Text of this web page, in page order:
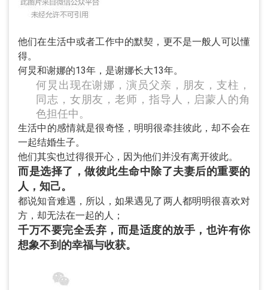
他们在生活中或者工作中的默契，更不是一般人可以懂
得。
何炅和谢娜的13年，是谢娜长大13年。
何炅出现在谢娜，演员父亲，朋友，支柱，
同志，女朋友，老师，指导人，启蒙人的角
色担任中。
生活中的感情就是很奇怪，明明很牵挂彼此，却不会在
一起结婚生子。
他们其实也过得很开心，因为他们并没有离开彼此。
而是选择了，做彼此生命中除了夫妻后的重要的
人，知己。
都说知音难遇，所以，如果遇见了两人都明明很喜欢对
方，却无法在一起的人；
千万不要完全丢弃，而是适度的放手，也许有你
想象不到的幸福与收获。